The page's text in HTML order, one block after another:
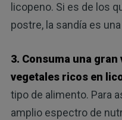
licopeno. Si es de los
postre, la sandía es
3. Consuma una
vegetales ricos en
tipo de alimento. Para
amplio espectro de